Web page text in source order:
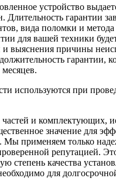
устройство
Длительность гарантии
вида поломки и
для вашей техники
и выяснения причины
гарантии,
используются при
частей и комплектующих,
значение для
Мы применяем только
репутацией.
степень качества
для